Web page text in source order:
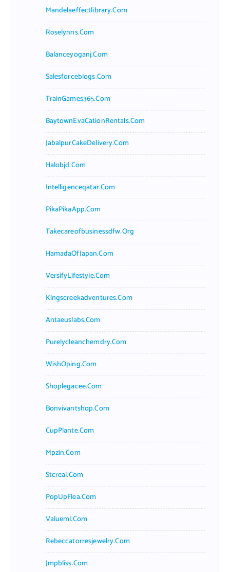
Mandelaeffectlibrary.com
Roselynns.com
Balanceyoganj.com
Salesforceblogs.com
TrainGames365.com
BaytownEvaCationRentals.com
JabalpurCakeDelivery.com
Halobjd.com
Intelligenceqatar.com
PikaPikaApp.com
Takecareofbusinessdfw.org
HamadaOfJapan.com
VersifyLifestyle.com
Kingscreekadventures.com
Antaeuslabs.com
Purelycleanchemdry.com
WishOping.com
Shoplegacee.com
Bonvivantshop.com
CupPlante.com
Mpzin.com
Stcreal.com
PopUpFlea.com
Valueml.com
Rebeccatorresjewelry.com
Jmpbliss.com